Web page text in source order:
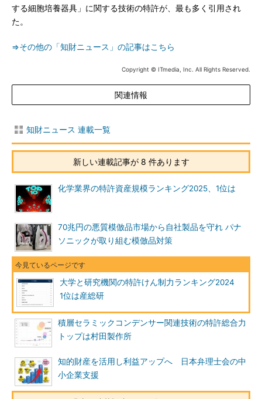
する細胞培養器具」に関する技術の特許が、最も多く引用され
た。
⇒その他の「知財ニュース」の記事はこちら
Copyright © ITmedia, Inc. All Rights Reserved.
関連情報
知財ニュース 連載一覧
新しい連載記事が 8 件あります
化学業界の特許資産規模ランキング2025、1位は
70兆円の悪質模倣品市場から自社製品を守れ パナ
ソニックが取り組む模倣品対策
大学と研究機関の特許けん制力ランキング2024
1位は産総研
積層セラミックコンデンサー関連技術の特許総合力
トップは村田製作所
知的財産を活用し利益アップへ 日本弁理士会の中
小企業支援